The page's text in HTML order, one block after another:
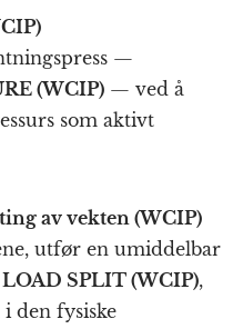
—
(WCIP) — ved å
som aktivt
av vekten (WCIP)
utfør en umiddelbar
LOAD SPLIT (WCIP),
den fysiske